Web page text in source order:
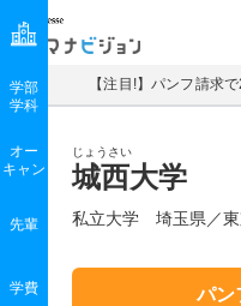
マナビジョン
【注目!】パンフ請求
じょうさい
城西大学
私立大学 埼玉県／
パン
学部
学科
オー
キャン
先輩
学費